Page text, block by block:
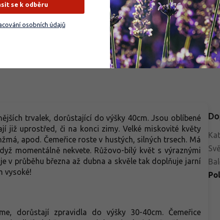
Do košíku
tmavě zelené, pilovité, tvoří
a hodí se pro
ostatními čechravami a dobře
Do košíku
bronzové odstíny, které na
ještě více září. Rostlina
výšky 1,0–1,2 metru a šířky až 1
metr. V moderních zahradách
vynikne jako výrazný solitér či
vertikální prvek v kombinaci s
trávami. Díky svému habitu a
trvalek, dorůstající do výšky 40cm. Jsou oblíbené
již uprostřed, či na konci zimy. Velké miskovité květy
apod. Čemeřice roste v hustých, silných trsech. Má
momentálně nekvete. Růžovo-bílý květ s výraznými
v průběhu března až dubna a skvěle tak doplňuje jarní
vysoké!
dorůstají zpravidla do výšky 30-40cm. Čemeřice
se k odběru
osobních údajů